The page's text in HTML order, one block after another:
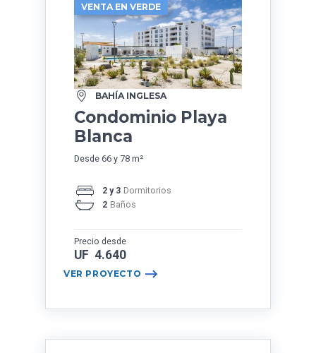
VENTA EN VERDE
BAHÍA INGLESA
Condominio Playa
Blanca
Desde 66 y 78 m²
2 y 3 Dormitorios
2 Baños
Precio desde
UF 4.640
VER PROYECTO